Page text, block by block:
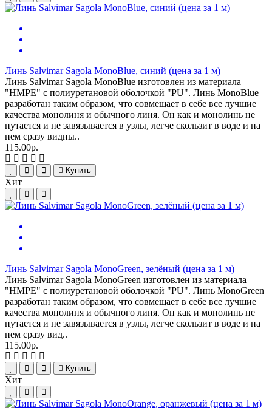
Линь Salvimar Sagola MonoBlue, синий (цена за 1 м)
Линь Salvimar Sagola MonoBlue изготовлен из материала
"HMPE" с полиуретановой оболочкой "PU". Линь MonoBlue
разработан таким образом, что совмещает в себе все лучшие
качества монолиня и обычного линя. Он как и монолинь не
путается и не завязывается в узлы, легче скользит в воде и на
нем сразу видны..
115.00р.
Купить
Хит
Линь Salvimar Sagola MonoGreen, зелёный (цена за 1 м)
Линь Salvimar Sagola MonoGreen изготовлен из материала
"HMPE" с полиуретановой оболочкой "PU". Линь MonoGreen
разработан таким образом, что совмещает в себе все лучшие
качества монолиня и обычного линя. Он как и монолинь не
путается и не завязывается в узлы, легче скользит в воде и на
нем сразу вид..
115.00р.
Купить
Хит